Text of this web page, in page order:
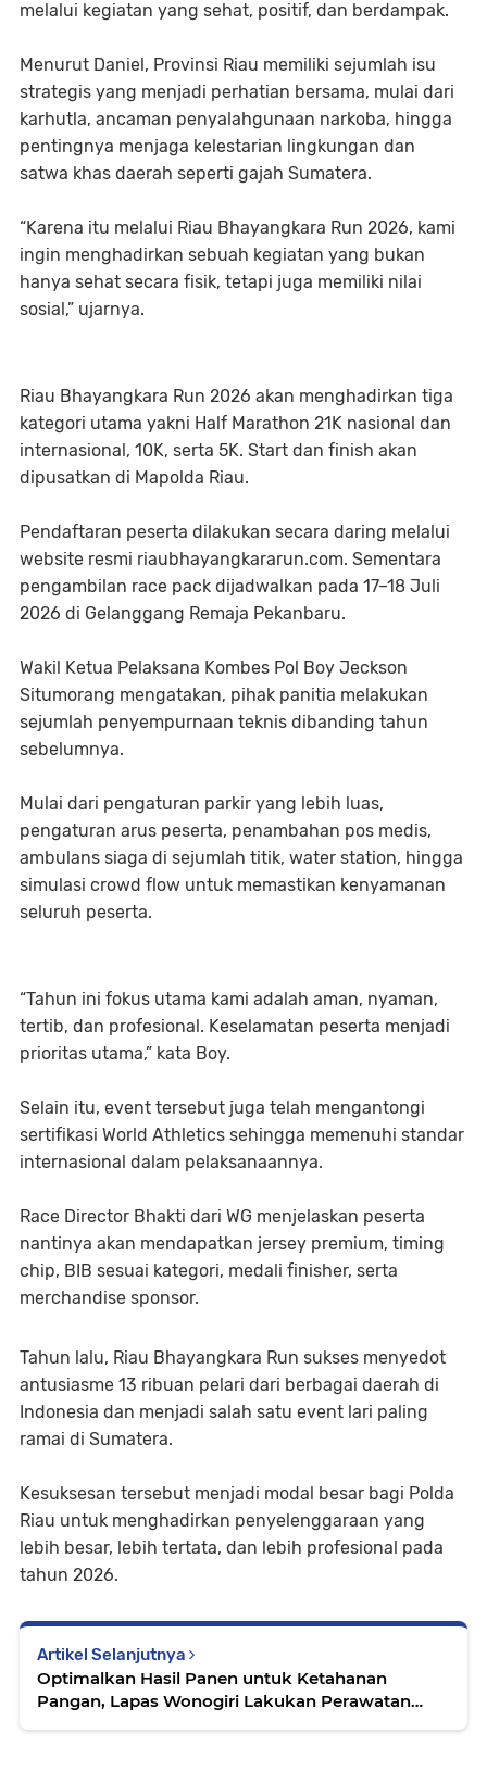
melalui kegiatan yang sehat, positif, dan berdampak.
Menurut Daniel, Provinsi Riau memiliki sejumlah isu
strategis yang menjadi perhatian bersama, mulai dari
karhutla, ancaman penyalahgunaan narkoba, hingga
pentingnya menjaga kelestarian lingkungan dan
satwa khas daerah seperti gajah Sumatera.
“Karena itu melalui Riau Bhayangkara Run 2026, kami
ingin menghadirkan sebuah kegiatan yang bukan
hanya sehat secara fisik, tetapi juga memiliki nilai
sosial,” ujarnya.
Riau Bhayangkara Run 2026 akan menghadirkan tiga
kategori utama yakni Half Marathon 21K nasional dan
internasional, 10K, serta 5K. Start dan finish akan
dipusatkan di Mapolda Riau.
Pendaftaran peserta dilakukan secara daring melalui
website resmi riaubhayangkararun.com. Sementara
pengambilan race pack dijadwalkan pada 17–18 Juli
2026 di Gelanggang Remaja Pekanbaru.
Wakil Ketua Pelaksana Kombes Pol Boy Jeckson
Situmorang mengatakan, pihak panitia melakukan
sejumlah penyempurnaan teknis dibanding tahun
sebelumnya.
Mulai dari pengaturan parkir yang lebih luas,
pengaturan arus peserta, penambahan pos medis,
ambulans siaga di sejumlah titik, water station, hingga
simulasi crowd flow untuk memastikan kenyamanan
seluruh peserta.
“Tahun ini fokus utama kami adalah aman, nyaman,
tertib, dan profesional. Keselamatan peserta menjadi
prioritas utama,” kata Boy.
Selain itu, event tersebut juga telah mengantongi
sertifikasi World Athletics sehingga memenuhi standar
internasional dalam pelaksanaannya.
Race Director Bhakti dari WG menjelaskan peserta
nantinya akan mendapatkan jersey premium, timing
chip, BIB sesuai kategori, medali finisher, serta
merchandise sponsor.
Tahun lalu, Riau Bhayangkara Run sukses menyedot
antusiasme 13 ribuan pelari dari berbagai daerah di
Indonesia dan menjadi salah satu event lari paling
ramai di Sumatera.
Kesuksesan tersebut menjadi modal besar bagi Polda
Riau untuk menghadirkan penyelenggaraan yang
lebih besar, lebih tertata, dan lebih profesional pada
tahun 2026.
Artikel Selanjutnya
Optimalkan Hasil Panen untuk Ketahanan
Pangan, Lapas Wonogiri Lakukan Perawatan